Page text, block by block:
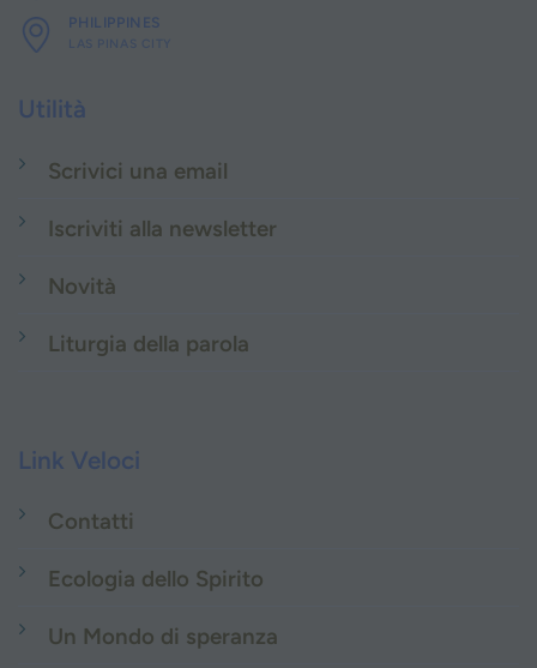
PHILIPPINES
LAS PINAS CITY
Utilità
Scrivici una email
Iscriviti alla newsletter
Novità
Liturgia della parola
Link Veloci
Contatti
Ecologia dello Spirito
Un Mondo di speranza